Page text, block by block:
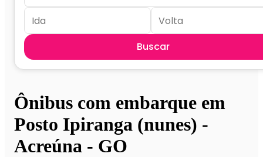
Buscar
Ônibus com embarque em
Posto Ipiranga (nunes) -
Acreúna - GO